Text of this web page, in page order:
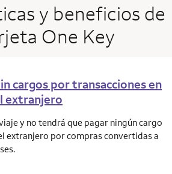
y beneficios de
One Key
cargos por transacciones en
extranjero
y no tendrá que pagar ningún cargo
extranjero por compras convertidas a